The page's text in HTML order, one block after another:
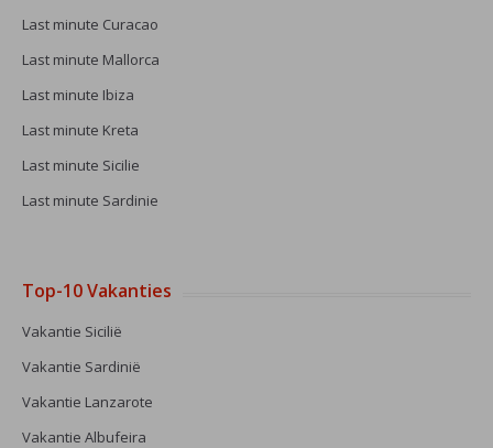
Last minute Curacao
Last minute Mallorca
Last minute Ibiza
Last minute Kreta
Last minute Sicilie
Last minute Sardinie
Top-10 Vakanties
Vakantie Sicilië
Vakantie Sardinië
Vakantie Lanzarote
Vakantie Albufeira